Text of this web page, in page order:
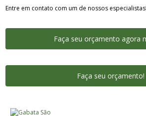
Entre em contato com um de nossos especialistas!
Faça seu orçamento agora
Faça seu orçamento!